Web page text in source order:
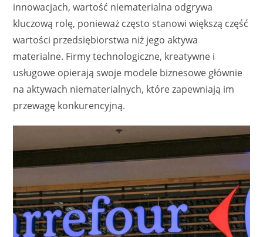
innowacjach, wartość niematerialna odgrywa
kluczową rolę, ponieważ często stanowi większą część
wartości przedsiębiorstwa niż jego aktywa
materialne. Firmy technologiczne, kreatywne i
usługowe opierają swoje modele biznesowe głównie
na aktywach niematerialnych, które zapewniają im
przewagę konkurencyjną.